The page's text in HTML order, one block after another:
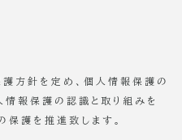
方針を定め、個人情報保護の
報保護の認識と取り組みを
保護を推進致します。